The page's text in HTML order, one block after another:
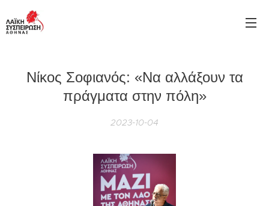
Νίκος Σοφιανός: «Να αλλάξουν τα
πράγματα στην πόλη»
2023-10-04